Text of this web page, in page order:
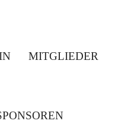
MITGLIEDER